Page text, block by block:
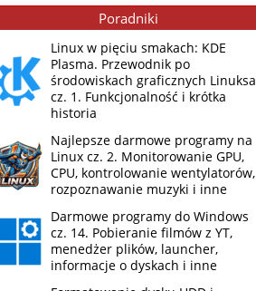
Poradniki
Linux w pięciu smakach: KDE
Plasma. Przewodnik po
środowiskach graficznych Linuksa
cz. 1. Funkcjonalność i krótka
historia
Najlepsze darmowe programy na
Linux cz. 2. Monitorowanie GPU,
CPU, kontrolowanie wentylatorów,
rozpoznawanie muzyki i inne
Darmowe programy do Windows
cz. 14. Pobieranie filmów z YT,
menedżer plików, launcher,
informacje o dyskach i inne